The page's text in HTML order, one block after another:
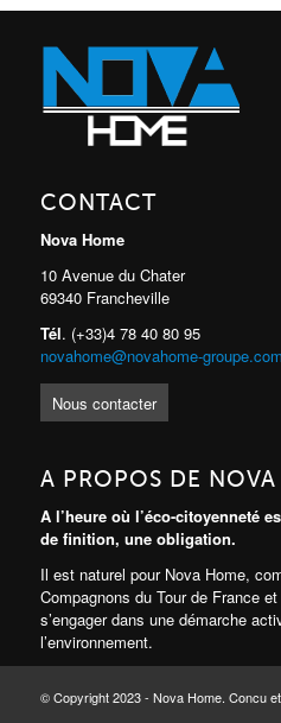
CONTACT
Nova Home
10 Avenue du Chater
69340 Francheville
Tél. (+33)4 78 40 80 95
novahome@novahome-groupe.com
Nous contacter
A PROPOS DE
A l’heure où l’éco-citoyenneté
de finition, une obligation.
Il est naturel pour Nova Home,
Compagnons du Tour de France et
s’engager dans une démarche
l’environnement.
© Copyright 2023 - Nova Home. Concu